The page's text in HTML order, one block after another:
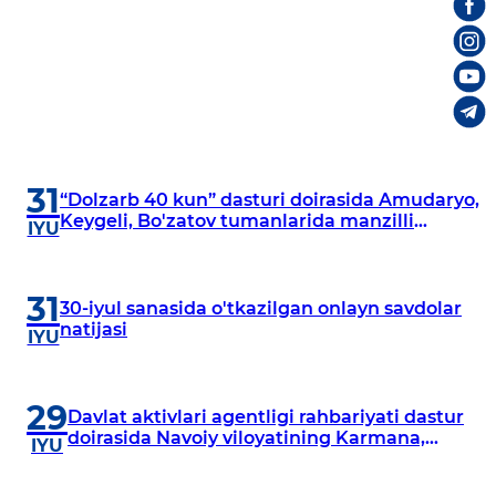
31
IYU
“Dolzarb 40 kun” dasturi doirasida Amudaryo,
Keygeli, Bo'zatov tumanlarida manzilli
31
IYU
30-iyul sanasida o'tkazilgan onlayn savdolar
natijasi
29
IYU
Davlat aktivlari agentligi rahbariyati dastur
doirasida Navoiy viloyatining Karmana,